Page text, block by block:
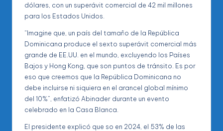
dólares, con un superávit comercial de 42 mil millones
para los Estados Unidos.
“Imagine que, un país del tamaño de la República
Dominicana produce el sexto superávit comercial más
grande de EE.UU. en el mundo, excluyendo los Países
Bajos y Hong Kong, que son puntos de tránsito. Es por
eso que creemos que la República Dominicana no
debe incluirse ni siquiera en el arancel global mínimo
del 10%”, enfatizó Abinader durante un evento
celebrado en la Casa Blanca.
El presidente explicó que so en 2024, el 53% de las